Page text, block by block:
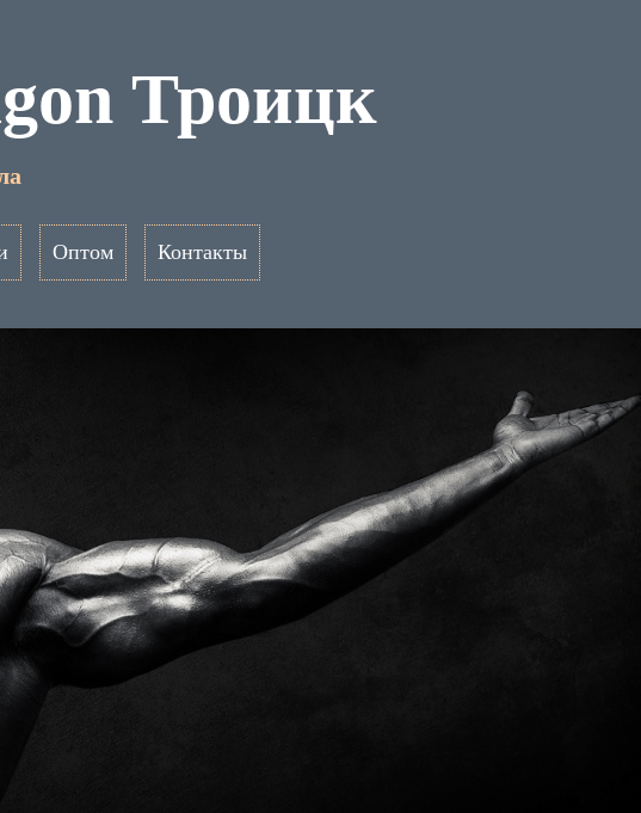
Троицк
Оптом Контакты